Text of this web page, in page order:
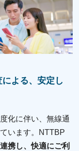
による、安定し
化に伴い、無線通
います。NTTBP
携し、快適にご利